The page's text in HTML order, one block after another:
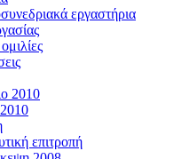
εργαστήρια
2010
επιτροπή